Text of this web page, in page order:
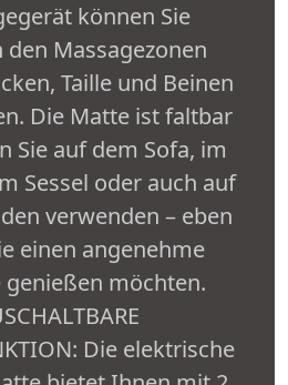
können Sie
den Massagezonen
Taille und Beinen
Die Matte ist faltbar
Sie auf dem Sofa, im
Sessel oder auch auf
verwenden – eben
einen angenehme
genießen möchten.
Die elektrische